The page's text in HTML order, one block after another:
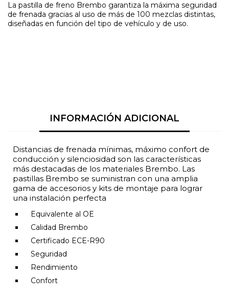
La pastilla de freno Brembo garantiza la máxima seguridad
de frenada gracias al uso de más de 100 mezclas distintas,
diseñadas en función del tipo de vehículo y de uso.
INFORMACIÓN ADICIONAL
Distancias de frenada mínimas, máximo confort de
conducción y silenciosidad son las características
más destacadas de los materiales Brembo. Las
pastillas Brembo se suministran con una amplia
gama de accesorios y kits de montaje para lograr
una instalación perfecta
Equivalente al OE
Calidad Brembo
Certificado ECE-R90
Seguridad
Rendimiento
Confort